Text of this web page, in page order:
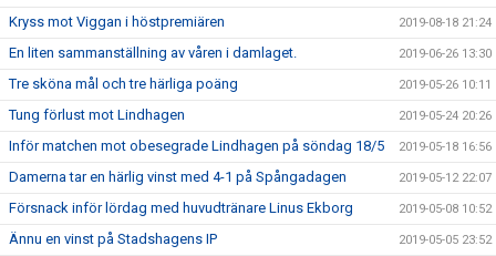
Kryss mot Viggan i höstpremiären 2019-08-18 21:24
En liten sammanställning av våren i damlaget. 2019-06-26 13:30
Tre sköna mål och tre härliga poäng 2019-05-26 10:11
Tung förlust mot Lindhagen 2019-05-24 20:26
Inför matchen mot obesegrade Lindhagen på söndag 18/5 2019-05-18 16:56
Damerna tar en härlig vinst med 4-1 på Spångadagen 2019-05-12 22:07
Försnack inför lördag med huvudtränare Linus Ekborg 2019-05-08 10:52
Ännu en vinst på Stadshagens IP 2019-05-05 23:52